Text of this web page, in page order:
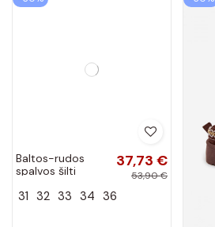
Baltos-rudos
spalvos šilti
sniego batai su
37,73 €
53,90 €
31 32 33 34 36